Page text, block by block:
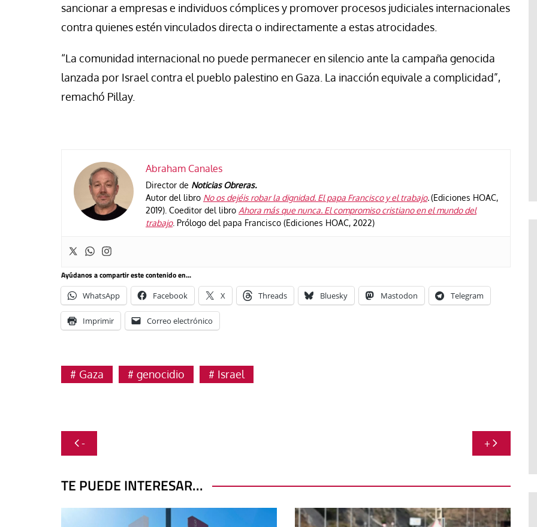
sancionar a empresas e individuos cómplices y promover procesos judiciales internacionales
contra quienes estén vinculados directa o indirectamente a estas atrocidades.
“La comunidad internacional no puede permanecer en silencio ante la campaña genocida
lanzada por Israel contra el pueblo palestino en Gaza. La inacción equivale a complicidad”,
remachó Pillay.
Abraham Canales
Director de Noticias Obreras.
Autor del libro No os dejéis robar la dignidad. El papa Francisco y el trabajo.(Ediciones HOAC,
2019). Coeditor del libro Ahora más que nunca. El compromiso cristiano en el mundo del
trabajo. Prólogo del papa Francisco (Ediciones HOAC, 2022)
Ayúdanos a compartir este contenido en...
WhatsApp Facebook X Threads Bluesky Mastodon Telegram
Imprimir Correo electrónico
Gaza genocidio Israel
Navegación
de - +
TE PUEDE INTERESAR...